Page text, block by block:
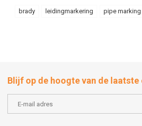
brady leidingmarkering pipe marking
Blijf op de hoogte van de